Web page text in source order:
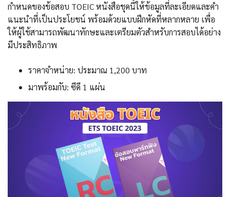
กำหนดของข้อสอบ TOEIC หนังสือชุดนี้ให้ข้อมูลที่ละเอียดและคำ
แนะนำที่เป็นประโยชน์ พร้อมด้วยแบบฝึกหัดที่หลากหลาย เพื่อ
ให้ผู้ใช้สามารถพัฒนาทักษะและเตรียมตัวสำหรับการสอบได้อย่าง
มีประสิทธิภาพ
ราคาจำหน่าย: ประมาณ 1,200 บาท
มาพร้อมกับ: ซีดี 1 แผ่น